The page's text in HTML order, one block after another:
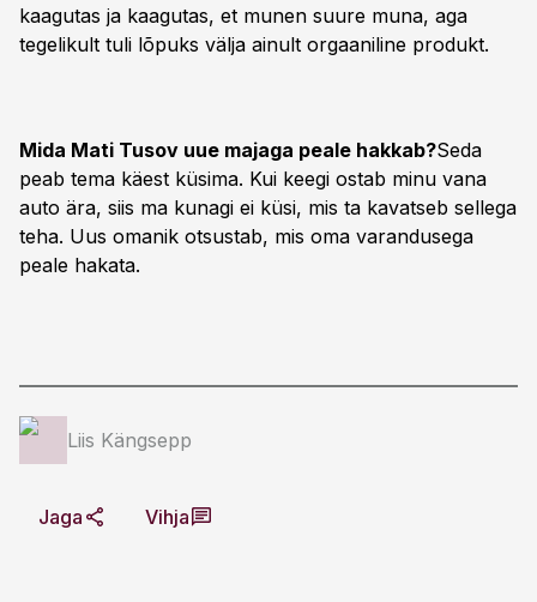
kaagutas ja kaagutas, et munen suure muna, aga
tegelikult tuli lõpuks välja ainult orgaaniline produkt.
Mida Mati Tusov uue majaga peale hakkab?Seda
peab tema käest küsima. Kui keegi ostab minu vana
auto ära, siis ma kunagi ei küsi, mis ta kavatseb sellega
teha. Uus omanik otsustab, mis oma varandusega
peale hakata.
Liis Kängsepp
Jaga Vihja